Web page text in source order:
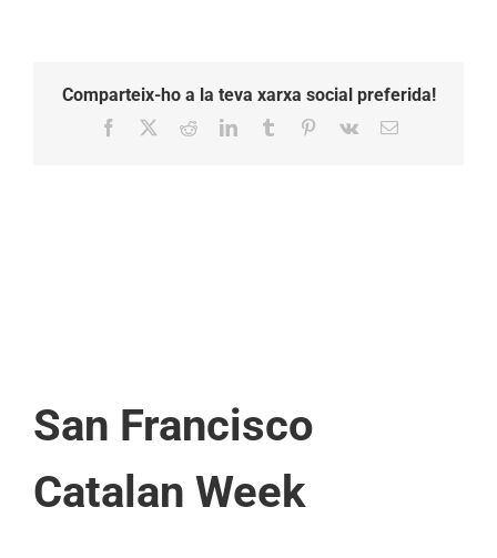
Comparteix-ho a la teva xarxa social preferida!
Facebook RedditLinkedInTumblr Pinterest
Vk Email:
San Francisco
Catalan Week